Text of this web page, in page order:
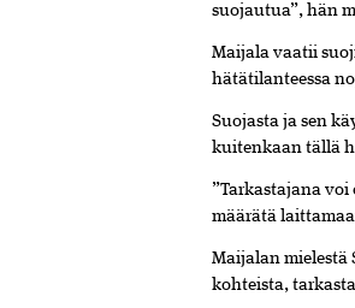
suojautua”, hän
Maijala vaatii
hätätilanteessa
Suojasta ja sen
kuitenkaan tällä
”Tarkastajana
määrätä
Maijalan mielestä
kohteista,